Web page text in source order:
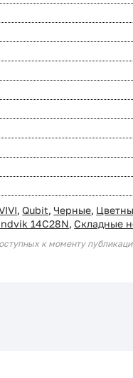
, Qubit, Черные,
14C28N, Складные
к моменту